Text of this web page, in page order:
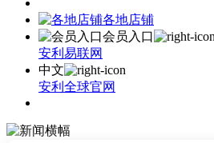
各地店铺
会员入口
安利易联网
中文
安利全球官网